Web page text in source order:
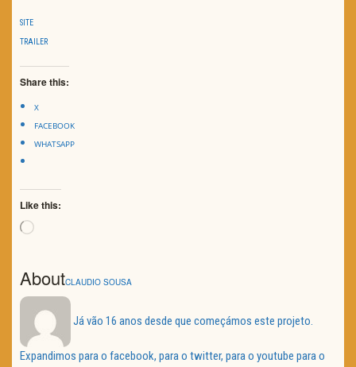
SITE
TRAILER
Share this:
X
FACEBOOK
WHATSAPP
Like this:
Loading…
AboutCLAUDIO SOUSA
Já vão 16 anos desde que começámos este projeto.
Expandimos para o facebook, para o twitter, para o youtube para o